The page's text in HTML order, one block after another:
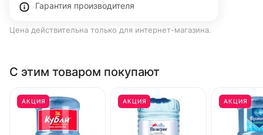
Гарантия производителя
Цена действительна только для интернет-магазина.
С этим товаром покупают
АКЦИЯ АКЦИЯ АКЦИЯ